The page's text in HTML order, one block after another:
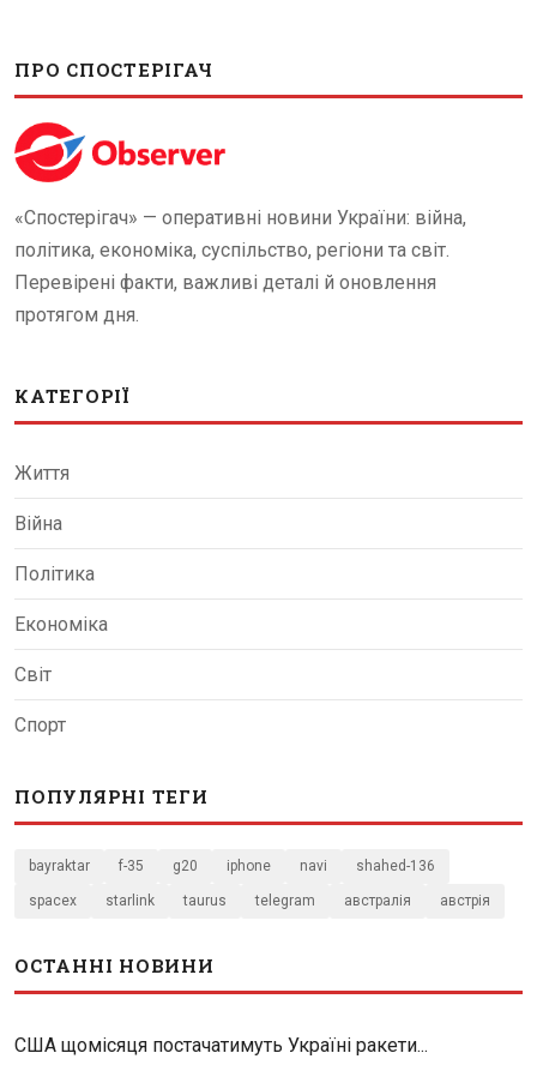
ПРО СПОСТЕРІГАЧ
«Спостерігач» — оперативні новини України: війна,
політика, економіка, суспільство, регіони та світ.
Перевірені факти, важливі деталі й оновлення
протягом дня.
КАТЕГОРІЇ
Життя
Війна
Політика
Економіка
Світ
Спорт
ПОПУЛЯРНІ ТЕГИ
bayraktar f-35 g20 iphone navi shahed-136
spacex starlink taurus telegram австралія австрія
ОСТАННІ НОВИНИ
США щомісяця постачатимуть Україні ракети...